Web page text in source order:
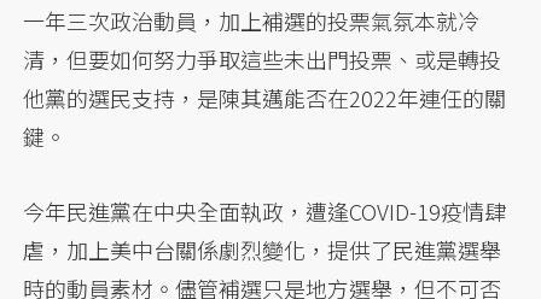
一年三次政治動員，加上補選的投票氣氛本就冷
清，但要如何努力爭取這些未出門投票、或是轉投
他黨的選民支持，是陳其邁能否在2022年連任的關
鍵。
今年民進黨在中央全面執政，遭逢COVID-19疫情肆
虐，加上美中台關係劇烈變化，提供了民進黨選舉
時的動員素材。儘管補選只是地方選舉，但不可否